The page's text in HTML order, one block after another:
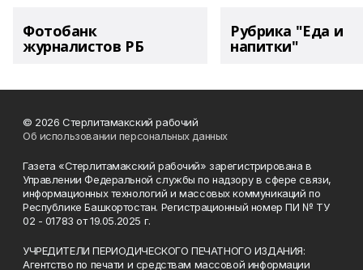
Фотобанк
журналистов РБ
Рубрика "Еда и
напитки"
© 2026 Стерлитамакский рабочий
Об использовании персональных данных
Газета «Стерлитамакский рабочий» зарегистрирована в
Управлении Федеральной службы по надзору в сфере связи,
информационных технологий и массовых коммуникаций по
Республике Башкортостан. Регистрационный номер ПИ № ТУ
02 - 01783 от 19.05.2025 г.
УЧРЕДИТЕЛИ ПЕРИОДИЧЕСКОГО ПЕЧАТНОГО ИЗДАНИЯ:
Агентство по печати и средствам массовой информации